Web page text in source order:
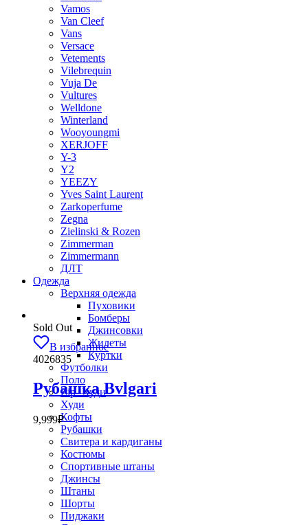
Vamos
Van Cleef
Vans
Versace
Vetements
Vilebrequin
Vuja De
Vultures
Welldone
Winterland
Wooyoungmi
XERJOFF
Y-3
Y2
YEEZY
Yves Saint Laurent
Zarkoperfume
Zegna
Zielinski & Rozen
Zimmerman
Zimmermann
ДЛТ
Одежда
Верхняя одежда
Пуховики
Бомберы
Джинсовки
Жилеты
Куртки
Футболки
Поло
Zip- Худи
Худи
Кофты
Рубашки
Свитера и кардиганы
Костюмы
Спортивные штаны
Джинсы
Штаны
Шорты
Пиджаки
Sold Out
В избранное
4026835
Рубашка Bvlgari
9,999₽